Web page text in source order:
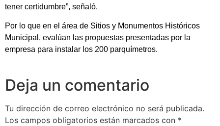
tener certidumbre”, señaló.
Por lo que en el área de Sitios y Monumentos Históricos
Municipal, evalúan las propuestas presentadas por la
empresa para instalar los 200 parquímetros.
Deja un comentario
Tu dirección de correo electrónico no será publicada.
Los campos obligatorios están marcados con *